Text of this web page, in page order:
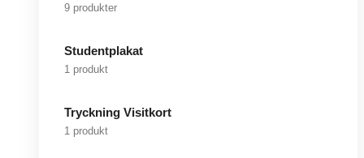
9 produkter
Studentplakat
1 produkt
Tryckning Visitkort
1 produkt